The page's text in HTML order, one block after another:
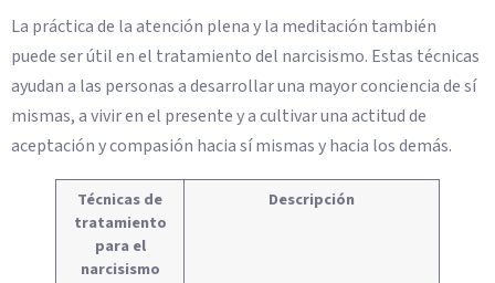
La práctica de la atención plena y la meditación también
puede ser útil en el tratamiento del narcisismo. Estas técnicas
ayudan a las personas a desarrollar una mayor conciencia de sí
mismas, a vivir en el presente y a cultivar una actitud de
aceptación y compasión hacia sí mismas y hacia los demás.
Técnicas de
tratamiento
para el
narcisismo
Descripción